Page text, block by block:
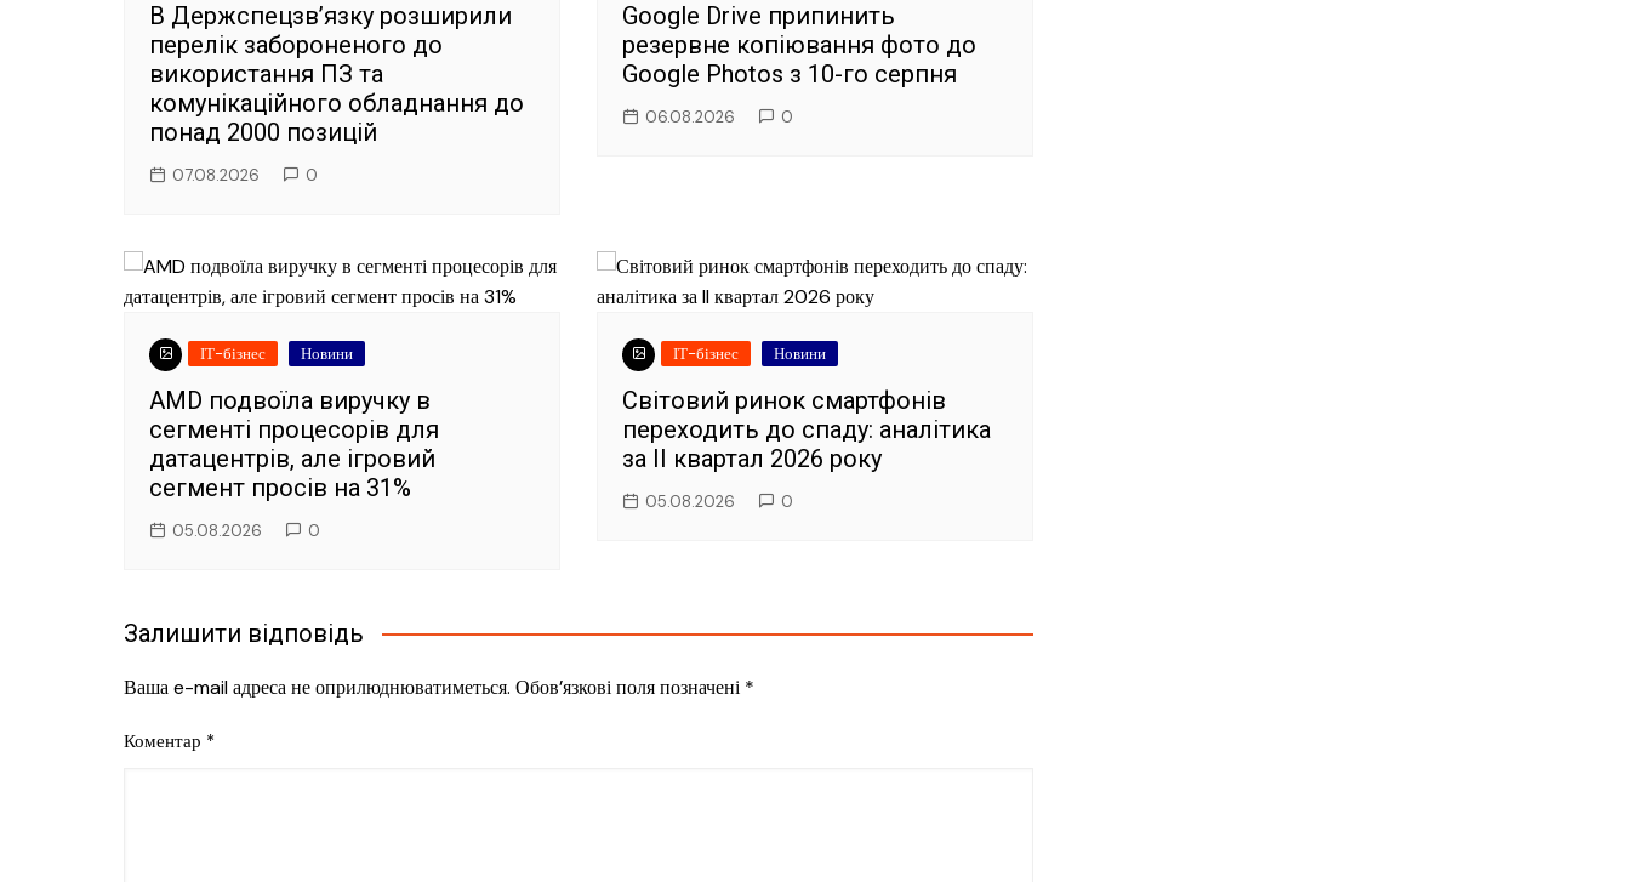
В Держспецзв’язку розширили
перелік забороненого до
використання ПЗ та
комунікаційного обладнання до
понад 2000 позицій
07.08.2026 0
Google Drive припинить
резервне копіювання фото до
Google Photos з 10-го серпня
06.08.2026 0
ІТ-бізнес Новини
AMD подвоїла виручку в
сегменті процесорів для
датацентрів, але ігровий
сегмент просів на 31%
05.08.2026 0
ІТ-бізнес Новини
Світовий ринок смартфонів
переходить до спаду: аналітика
за II квартал 2026 року
05.08.2026 0
Залишити відповідь
Ваша e-mail адреса не оприлюднюватиметься. Обов’язкові поля позначені *
Коментар *